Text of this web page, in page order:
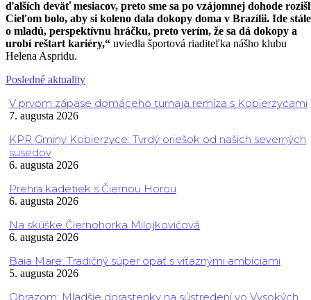
ďalších deväť mesiacov, preto sme sa po vzájomnej dohode
Cieľom bolo, aby si koleno dala dokopy doma v Brazílii. Ide stále
o mladú, perspektívnu hráčku, preto verím, že sa dá dokopy a
urobí reštart kariéry,“ uviedla športová riaditeľka nášho klubu
Helena Aspridu.
Posledné aktuality
V prvom zápase domáceho turnaja remíza s Kobierzycami
7. augusta 2026
KPR Gminy Kobierzyce: Tvrdý oriešok od našich severných
susedov
6. augusta 2026
Prehra kadetiek s Čiernou Horou
6. augusta 2026
Na skúške Čiernohorka Milojkovičová
6. augusta 2026
Baia Mare: Tradičný súper opäť s víťaznými ambíciami
5. augusta 2026
Obrazom: Mladšie dorastenky na sústredení vo Vysokých